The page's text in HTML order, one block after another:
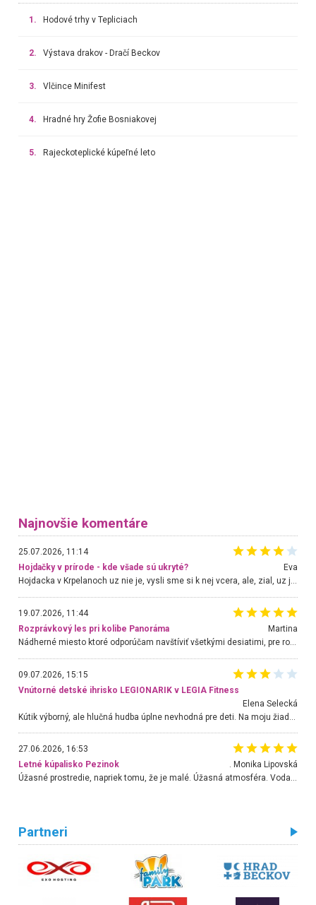
1. Hodové trhy v Tepliciach
2. Výstava drakov - Dračí Beckov
3. Vlčince Minifest
4. Hradné hry Žofie Bosniakovej
5. Rajeckoteplické kúpeľné leto
Najnovšie komentáre
25.07.2026, 11:14
Hojdačky v prírode - kde všade sú ukryté?
Eva
Hojdacka v Krpelanoch uz nie je, vysli sme si k nej vcera, ale, zial, uz je znicena. Ak sem planujete cestu len kvoli hojdacke, mozete si ju usetrit. Krasny vyhlad je tu vsak aj bez hojdacky :-)
19.07.2026, 11:44
Rozprávkový les pri kolibe Panoráma
Martina
Nádherné miesto ktoré odporúčam navštíviť všetkými desiatimi, pre rodiny s deťmi, dôchodcom... Proste a jednoducho ozaj rozprávkový les.. určite ešte prídeme. Odniesli sme si na pamiatku krásne tričká,
09.07.2026, 15:15
Vnútorné detské ihrisko LEGIONARIK v LEGIA Fitness
Elena Selecká
27.06.2026, 16:53
Letné kúpalisko Pezinok
. Monika Lipovská
Úžasné prostredie, napriek tomu, že je malé. Úžasná atmosféra. Voda fantastická a nádherná. Ľudí je pomerne veľa, ale su mili a ohľaduplní. Je veľmi zaujímavé sledovať, ako dokážu spolu športovať cudzí ľudia a bez ohľadu na vek. Vládne tu pohoda. Vnuka neviem dostať z vody. Ďakujem za krásny deň . Urcite sa sem vrátim. Jediný problém je s parkovaním, ale aj ten sa mi podarilo vyriešiť. Monika Bratislava
Partneri